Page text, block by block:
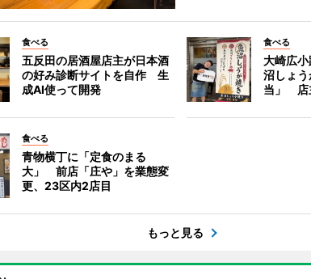
食べる
五反田の居酒屋店主が日本酒
の好み診断サイトを自作 生
成AI使って開発
食べる
大崎広
沼しょ
当」 店
食べる
青物横丁に「定食のまる
大」 前店「庄や」を業態変
更、23区内2店目
もっと見る